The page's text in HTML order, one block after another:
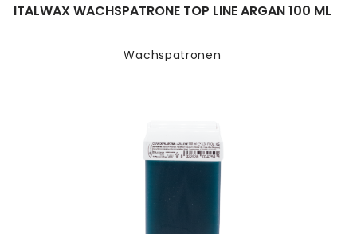
Wachspatronen
ITALWAX WACHSPATRONE TOP LINE ARGAN 100 ML